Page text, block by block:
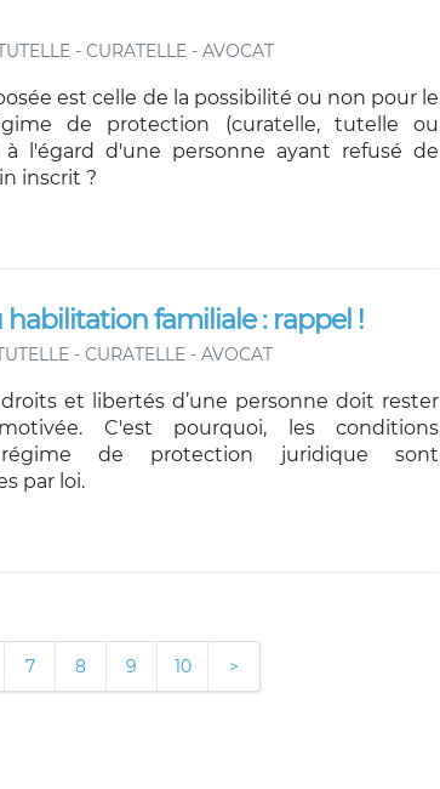
- CURATELLE - AVOCAT
est celle de la possibilité ou non pour le
de protection (curatelle, tutelle ou
à l'égard d'une personne ayant refusé de
inscrit ?
familiale : rappel !
- CURATELLE - AVOCAT
et libertés d’une personne doit rester
C'est pourquoi, les conditions
de protection juridique sont
par loi.
7 8 9 10 >